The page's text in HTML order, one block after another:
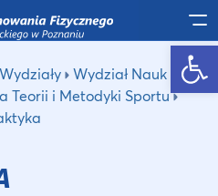
Otwórz pasek narzędzi
Wydziały
Wydział Nauk o
Teorii i Metodyki Sportu